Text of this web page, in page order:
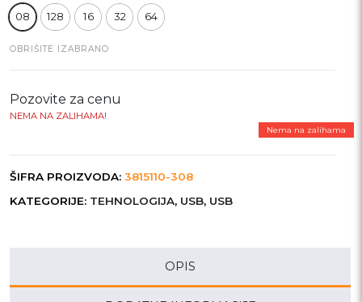
08 128 16 32 64
OBRIŠITE IZABRANO
Pozovite za cenu
NEMA NA ZALIHAMA!
Nema na zalihama
ŠIFRA PROIZVODA: 3815110-308
KATEGORIJE: TEHNOLOGIJA, USB, USB
OPIS